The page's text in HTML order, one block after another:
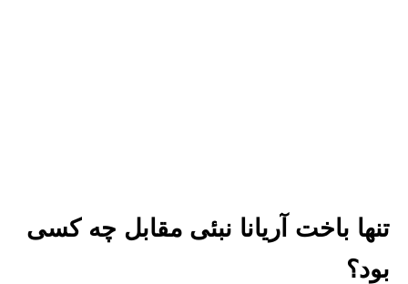
تنها باخت آریانا نبئی مقابل چه کسی
بود؟